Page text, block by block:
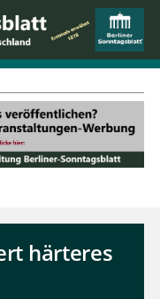
härteres